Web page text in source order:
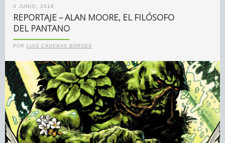
3 JUNIO, 2018
REPORTAJE – ALAN MOORE, EL FILÓSOFO
DEL PANTANO
POR LUIS CADENAS BORGES